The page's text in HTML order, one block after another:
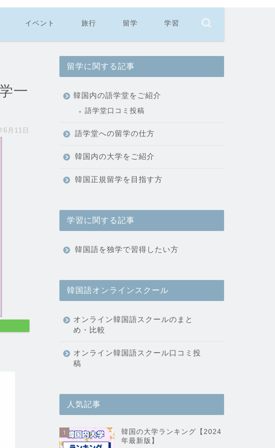
イベント 旅行 留学 学習
一
月11日
留学に関する記事
韓国内の語学堂をご紹介
語学堂口コミ投稿
語学堂への留学の仕方
韓国内の大学をご紹介
韓国正規留学を目指す方
学習に関する記事
韓国語を独学で習得したい方
韓国語オンラインスクール
オンライン韓国語スクールのまと
め・比較
オンライン韓国語スクール口コミ投
稿
人気記事
1
韓国の大学ランキング【2024
年最新版】